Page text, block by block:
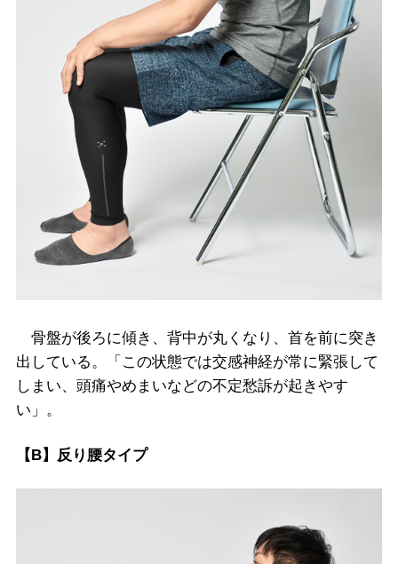
骨盤が後ろに傾き、背中が丸くなり、首を前に突き
出している。「この状態では交感神経が常に緊張して
しまい、頭痛やめまいなどの不定愁訴が起きやす
い」。
【B】反り腰タイプ